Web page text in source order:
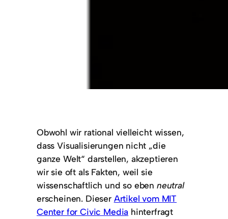
Obwohl wir rational vielleicht wissen,
dass Visualisierungen nicht „die
ganze Welt“ darstellen, akzeptieren
wir sie oft als Fakten, weil sie
wissenschaftlich und so eben neutral
erscheinen. Dieser Artikel vom MIT
Center for Civic Media hinterfragt